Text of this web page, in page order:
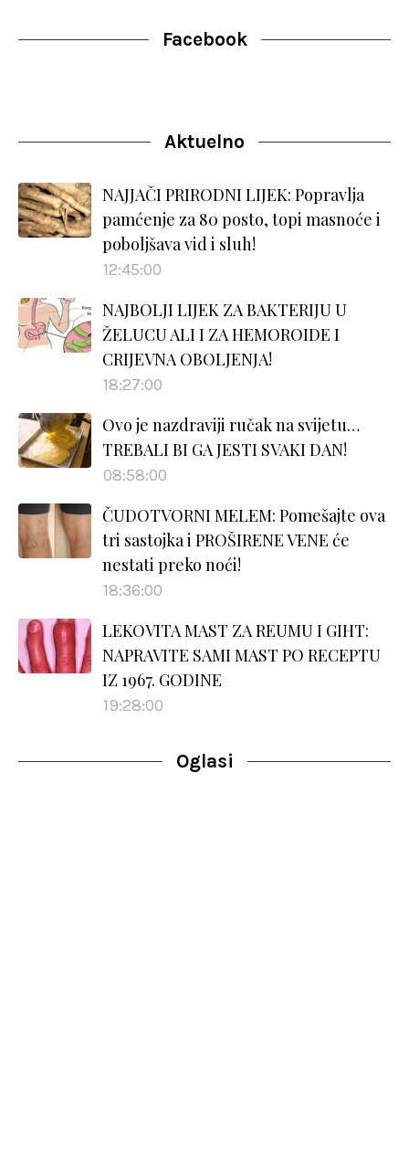
Facebook
Aktuelno
NAJJAČI PRIRODNI LIJEK: Popravlja
pamćenje za 80 posto, topi masnoće i
poboljšava vid i sluh!
12:45:00
NAJBOLJI LIJEK ZA BAKTERIJU U
ŽELUCU ALI I ZA HEMOROIDE I
CRIJEVNA OBOLJENJA!
18:27:00
Ovo je nazdraviji ručak na svijetu…
TREBALI BI GA JESTI SVAKI DAN!
08:58:00
ČUDOTVORNI MELEM: Pomešajte ova
tri sastojka i PROŠIRENE VENE će
nestati preko noći!
18:36:00
LEKOVITA MAST ZA REUMU I GIHT:
NAPRAVITE SAMI MAST PO RECEPTU
IZ 1967. GODINE
19:28:00
Oglasi